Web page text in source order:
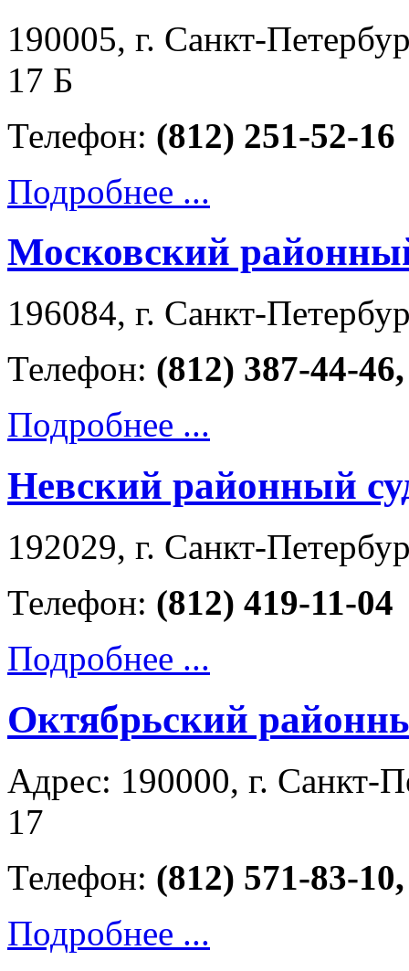
190005, г. Санкт-
17 Б
Телефон: (812) 251-52-16
Подробнее ...
Московский
196084, г. Санкт-
Телефон: (812) 387-44-
Подробнее ...
Невский районный
192029, г. Санкт-
Телефон: (812) 419-11-04
Подробнее ...
Октябрьский
Адрес: 190000, г. Санкт-
17
Телефон: (812) 571-83-
Подробнее ...